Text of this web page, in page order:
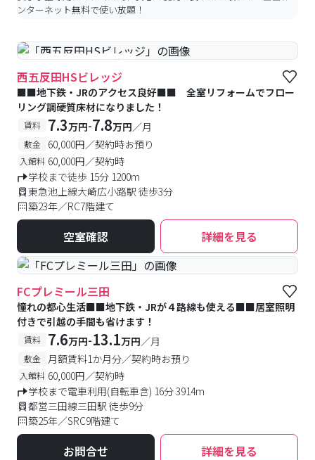
ンターネット無料で使い放題！
#予約受付中 #空室待ち
西五反田HSビレッジ
■■地下鉄・JRのアクセス良好■■ 全室リフォームでフロー
リング調硬質床材になりました！
賃料 7.3万円-7.8万円／月
敷金 60,000円／契約時お預り
入館料 60,000円／契約時
学校まで徒歩 15分 1200m
東急池上線大崎広小路駅 徒歩3分
築23年／RC7階建て
空室確認 詳細を見る
FCプレミール三田
憧れの都心生活■■地下鉄・JRが４路線も使える■■居室照明
付きで引越の手間も省けます！
賃料 7.6万円-13.1万円／月
敷金 月額賃料1か月分／契約時お預り
入館料 60,000円／契約時
学校まで電車利用(自転車含) 16分 3914m
都営三田線三田駅 徒歩9分
築25年／SRC9階建て
お問合せ 詳細を見る